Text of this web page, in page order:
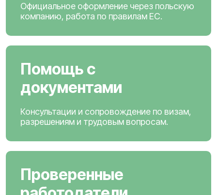
Официальное оформление через польскую
компанию, работа по правилам ЕС.
Помощь с
документами
Консультации и сопровождение по визам,
разрешениям и трудовым вопросам.
Проверенные